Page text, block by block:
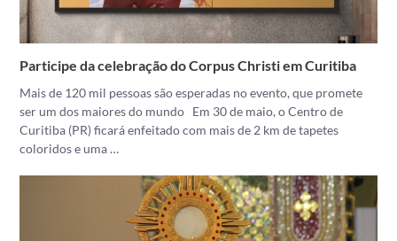
Participe da celebração do Corpus Christi em Curitiba
Mais de 120 mil pessoas são esperadas no evento, que promete
ser um dos maiores do mundo Em 30 de maio, o Centro de
Curitiba (PR) ficará enfeitado com mais de 2 km de tapetes
coloridos e uma …